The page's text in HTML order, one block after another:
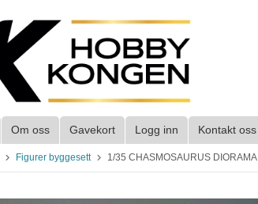
Om oss Gavekort Logg inn Kontakt oss
Figurer byggesett 1/35 CHASMOSAURUS DIORAMA